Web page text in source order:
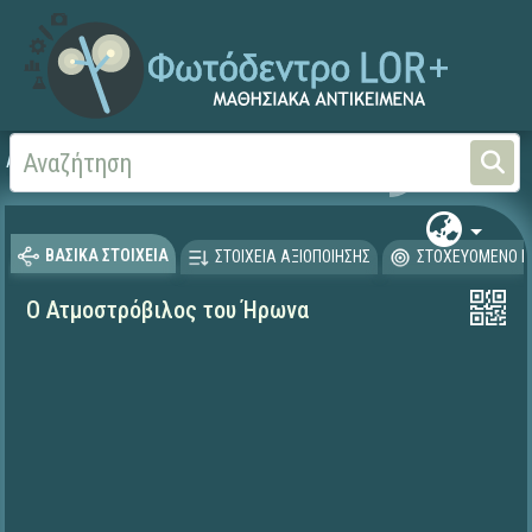
Αρχική Φυσικές Επιστήμες -
ΒΑΣΙΚΑ ΣΤΟΙΧΕΙΑ ΣΤΟΙΧΕΙΑ ΑΞΙΟΠΟΙΗΣΗΣ ΣΤΟΧΕΥΟΜΕΝΟ
Ο Ατμοστρόβιλος του Ήρωνα